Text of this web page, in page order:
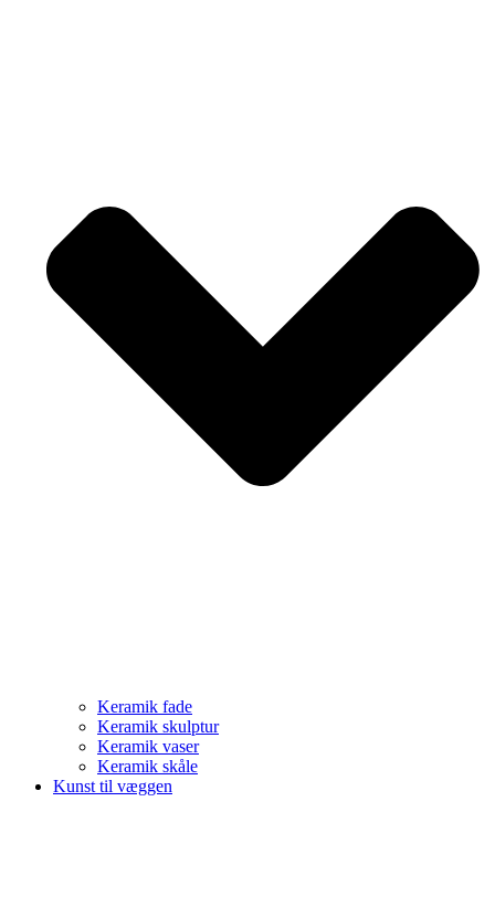
Keramik fade
Keramik skulptur
Keramik vaser
Keramik skåle
Kunst til væggen